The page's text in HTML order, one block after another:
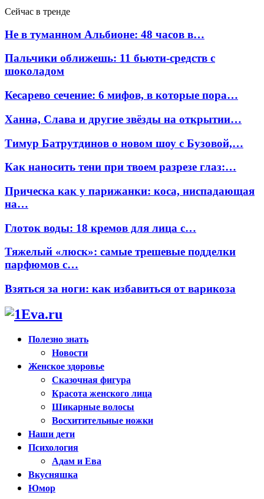
Сейчас в тренде
Не в туманном Альбионе: 48 часов в…
Пальчики оближешь: 11 бьюти-средств с
шоколадом
Кесарево сечение: 6 мифов, в которые пора…
Ханна, Слава и другие звёзды на открытии…
Тимур Батрутдинов о новом шоу с Бузовой,…
Как наносить тени при твоем разрезе глаз:…
Прическа как у парижанки: коса, ниспадающая
на…
Глоток воды: 18 кремов для лица с…
Тяжелый «люск»: самые трешевые подделки
парфюмов с…
Взяться за ноги: как избавиться от варикоза
Полезно знать
Новости
Женское здоровье
Сказочная фигура
Красота женского лица
Шикарные волосы
Восхитительные ножки
Наши дети
Психология
Адам и Ева
Вкусняшка
Юмор